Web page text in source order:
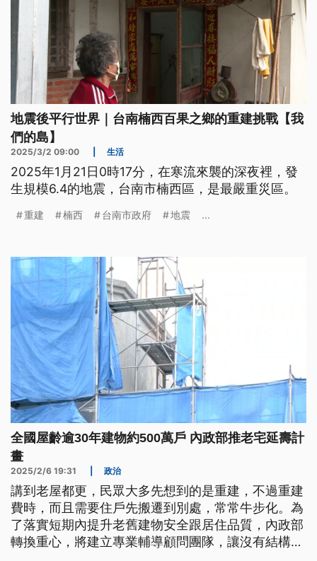
地震後平行世界｜台南楠西百果之鄉的重建挑戰【我
們的島】
2025/3/2 09:00 生活
2025年1月21日0時17分，在寒流來襲的深夜裡，發
生規模6.4的地震，台南市楠西區，是最嚴重災區。
重建 楠西 台南市政府 地震 ...
全國屋齡逾30年建物約500萬戶 內政部推老宅延壽計
畫
2025/2/6 19:31 政治
講到老屋都更，民眾大多先想到的是重建，不過重建
費時，而且需要住戶先搬遷到別處，常常牛步化。為
了落實短期內提升老舊建物安全跟居住品質，內政部
轉換重心，將建立專業輔導顧問團隊，讓沒有結構安